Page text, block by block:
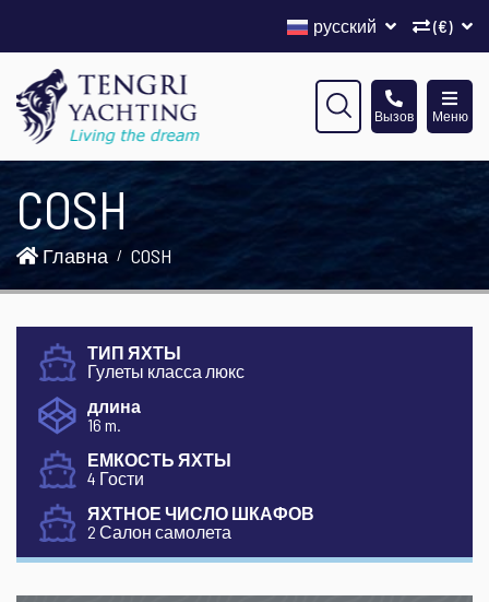
(€)
русский
Меню
Вызов
COSH
Главна COSH
ТИП ЯХТЫ
Гулеты класса люкс
длина
16 m.
ЕМКОСТЬ ЯХТЫ
4 Гости
ЯХТНОЕ ЧИСЛО ШКАФОВ
2 Салон самолета